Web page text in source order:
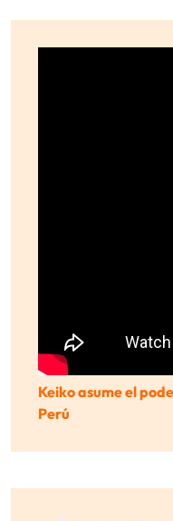
Keiko asume el
Perú